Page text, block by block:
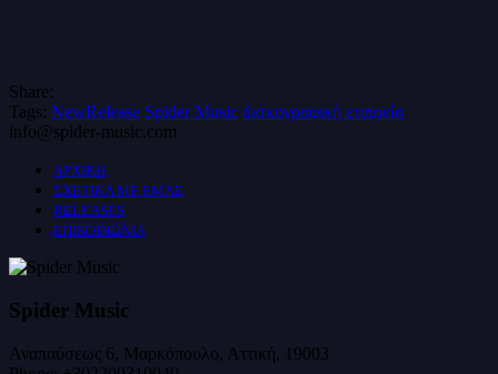
Share:
Tags: NewRelease Spider Music δισκογραφική εταιρεία
info@spider-music.com
ΑΡΧΙΚΗ
ΣΧΕΤΙΚΑ ΜΕ ΕΜΑΣ
RELEASES
ΕΠΙΚΟΙΝΩΝΙΑ
Spider Music
Αναπαύσεως 6, Μαρκόπουλο, Αττική, 19003